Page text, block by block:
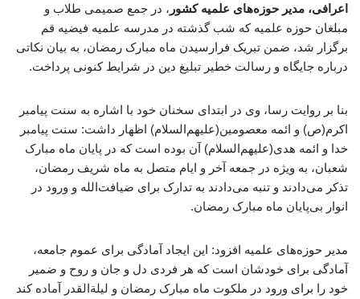
اعرافی، مدیر حوزه‌های علمیه کشور ، در جمع صمیمی طلاب و
مبلغان حوزه علمیه که شب گذشته در مدرسه علمیه فیضیه قم
برگزار شد، ضمن تبریک فرارسیدن ماه مبارک رمضان، به بیان نکاتی
درباره جایگاه و رسالت خطیر تبلیغ دین در شرایط کنونی پرداخت.
بنا بر روایت رسا، وی در ابتدای سخنان خود با اشاره به سنت پیامبر
اکرم(ص) و ائمه معصومین(علیهم‌السلام) اظهار داشت: سنت پیامبر
خدا و ائمه هدی(علیهم‌السلام) آن بوده است که در پایان ماه مبارک
شعبان، به ویژه در جمعه آخر و ایام متصل به ماه شریف رمضان،
تذکر می‌دادند و تنبه می‌دادند به تدارک برای ضیافت‌الله و ورود در
انوار بی‌پایان ماه مبارک رمضان.
مدیر حوزه‌های علمیه افزود: این ایجاد آمادگی برای عموم جامعه،
آمادگی برای خودشان است که هر فردی دل و جان و روح و ضمیر
خود را برای ورود در ملکوت ماه مبارک رمضان و لیلة‌القدر آماده کند